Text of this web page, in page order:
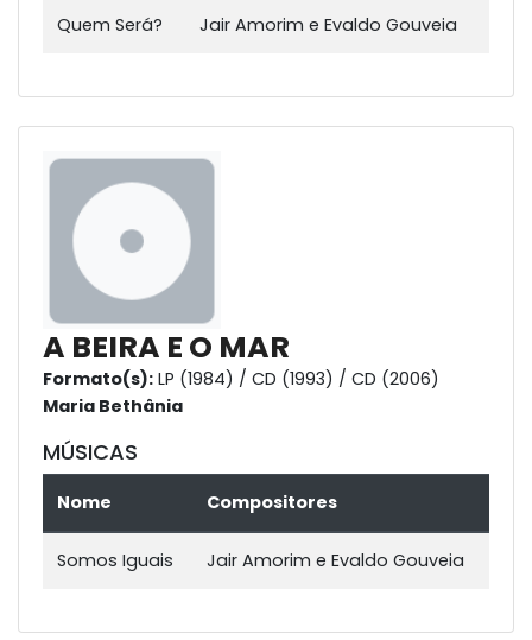
Quem Será? Jair Amorim e Evaldo Gouveia
A BEIRA E O MAR
Formato(s): LP (1984) / CD (1993) / CD (2006)
Maria Bethânia
MÚSICAS
Nome Compositores
Somos Iguais Jair Amorim e Evaldo Gouveia